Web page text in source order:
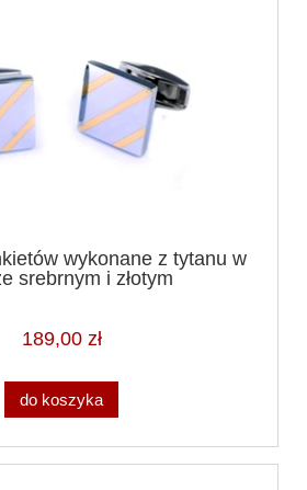
wykonane z tytanu w
srebrnym i złotym
189,00 zł
do koszyka